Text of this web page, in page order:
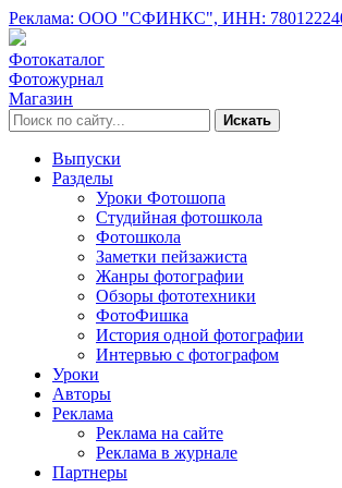
Реклама: ООО "СФИНКС", ИНН:
Фотокаталог
Фотожурнал
Магазин
Искать
Выпуски
Разделы
Уроки Фотошопа
Студийная фотошкола
Фотошкола
Заметки пейзажиста
Жанры фотографии
Обзоры фототехники
ФотоФишка
История одной фотографии
Интервью с фотографом
Уроки
Авторы
Реклама
Реклама на сайте
Реклама в журнале
Партнеры